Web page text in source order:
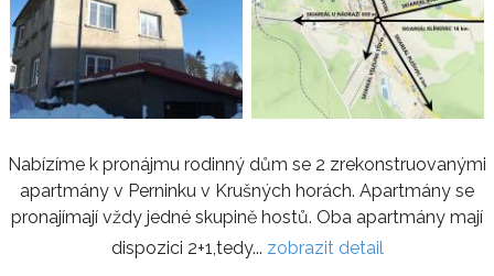
Nabízíme k pronájmu rodinný dům se 2 zrekonstruovanými
apartmány v Perninku v Krušných horách. Apartmány se
pronajímají vždy jedné skupině hostů. Oba apartmány mají
dispozici 2+1,tedy... zobrazit detail